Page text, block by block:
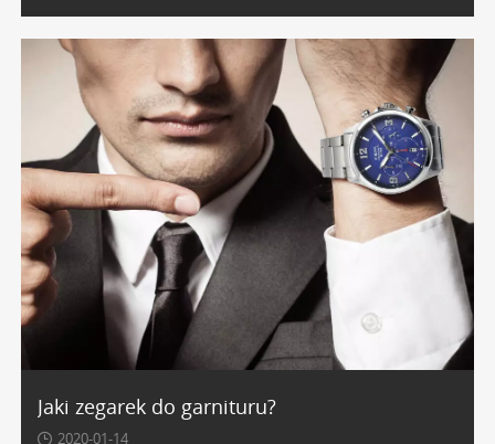
Jaki zegarek do garnituru?
2020-01-14